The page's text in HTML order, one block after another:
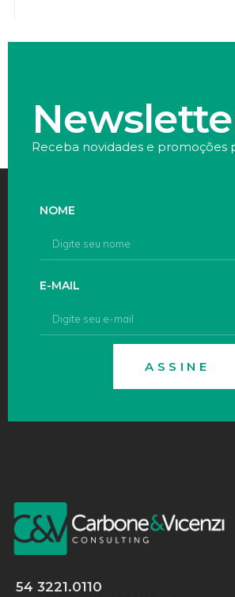
Receba novidades e promoções
NOME
E-MAIL
ASSINE
54 3221.0110